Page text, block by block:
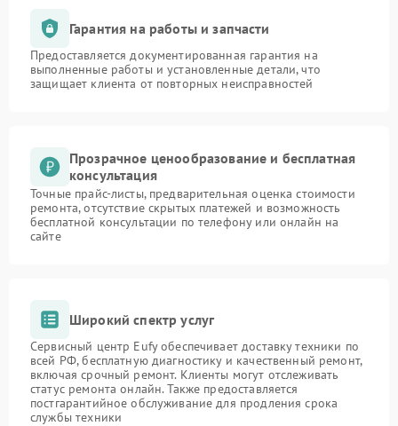
Гарантия на работы и запчасти
Предоставляется документированная гарантия на
выполненные работы и установленные детали, что
защищает клиента от повторных неисправностей
Прозрачное ценообразование и бесплатная
консультация
Точные прайс-листы, предварительная оценка стоимости
ремонта, отсутствие скрытых платежей и возможность
бесплатной консультации по телефону или онлайн на
сайте
Широкий спектр услуг
Сервисный центр Eufy обеспечивает доставку техники по
всей РФ, бесплатную диагностику и качественный ремонт,
включая срочный ремонт. Клиенты могут отслеживать
статус ремонта онлайн. Также предоставляется
постгарантийное обслуживание для продления срока
службы техники